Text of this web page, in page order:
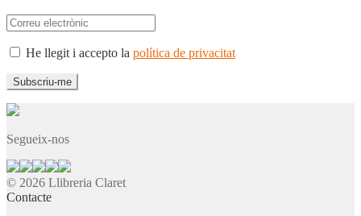
He llegit i accepto la política de privacitat
Segueix-nos
© 2026 Llibreria Claret
Contacte